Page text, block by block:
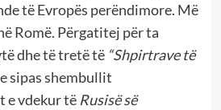
të Evropës perëndimore. Më
Romë. Përgatitej për ta
dhe të tretë të “Shpirtrave të
sipas shembullit
e vdekur tëRusisë së